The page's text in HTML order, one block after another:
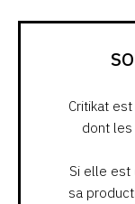
Critikat
dont
Si elle est
sa